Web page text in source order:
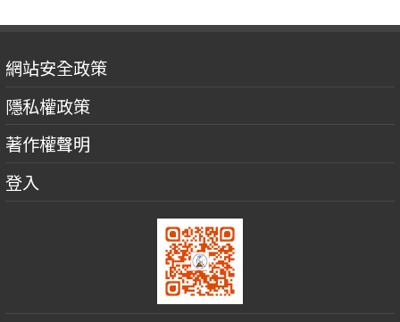
網站安全政策
隱私權政策
著作權聲明
登入